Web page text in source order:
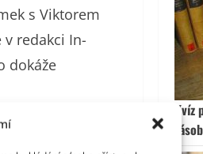
s Viktorem
redakci In-
dokáže